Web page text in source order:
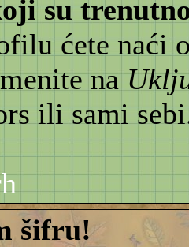
su
ćete naći
na
ili sami
šifru!